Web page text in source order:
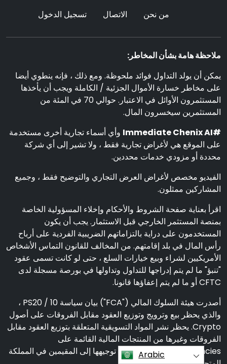
من نحن الاتصال تسجيل الدخول
ملاحظة هامة بشأن المخاطر:
يمكن أن يولد التداول فوائد ملحوظة. ومع ذلك ، فإنه ينطوي أيضا
على مخاطر خسارة الأموال الجزئية / الكاملة ويجب أن يأخذها
المستثمرون الأوائل في الاعتبار. حوالي 70 في المئة من
المستثمرين سيخسرون المال.
#Immediate Chenix AI
وأي أسماء تجارية أخرى مستخدمة
على الموقع هي لأغراض تجارية فقط ، ولا تشير إلى أي شركة
محددة أو مزودي خدمات محددين.
الفيديو مخصص لأغراض العرض التجاري والتوضيح فقط ، وجميع
المشاركين ممثلون.
اقرأ بعناية صفحة الشروط والأحكام وإخلاء المسؤولية الخاصة
بمنصة المستثمر الخارجي قبل الاستثمار. يجب أن يكون
المستخدمون على دراية بالتزاماتهم الضريبية الفردية على أرباح
رأس المال في بلد إقامتهم. من المخالف للقانون التماس الأشخاص
الأمريكيين لشراء وبيع خيارات السلع ، حتى لو كانت تسمى عقود
"تنبؤ" ما لم يتم إدراجها للتداول وتداولها في بورصة مسجلة لدى
CFTC أو ما لم يتم إعفاؤها قانونا.
أصدرت هيئة السلوك المالي ("FCA") بيان سياسة PS20 / 10 ،
والذي يحظر بيع وترويج وتوزيع العقود مقابل الفروقات على أصول
Crypto. يحظر نشر المواد التسويقية المتعلقة بتوزيع العقود مقابل
الفروقات وغيرها من المنتجات المالية القائمة على
Cryptocurrencies والتي يتم توجيهها إلى المقيمين في المملكةArabic